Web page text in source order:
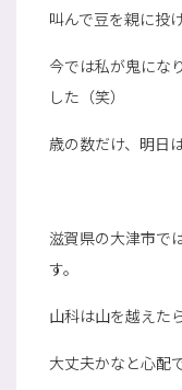
叫んで豆を親に投
今では私が鬼にな
した（笑）
歳の数だけ、明
滋賀県の大津市で
す。
山科は山を越えた
大丈夫かなと心配